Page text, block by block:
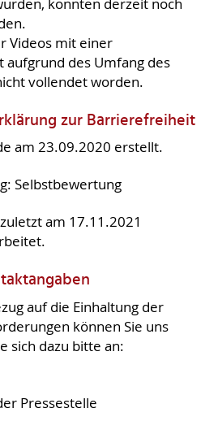
konnten derzeit noch
Videos mit einer
des Umfang des
vollendet worden.
zur Barrierefreiheit
am 23.09.2020 erstellt.
Selbstbewertung
am 17.11.2021
auf die Einhaltung der
können Sie uns
sich dazu bitte an:
Pressestelle